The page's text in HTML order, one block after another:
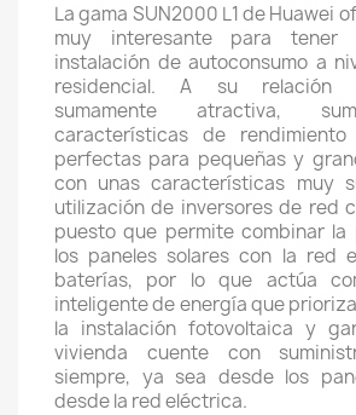
La gama SUN2000 L1 de Huawei
muy interesante para tener
instalación de autoconsumo a
residencial. A su relación
sumamente atractiva,
características de
perfectas para pequeñas y
con unas características muy
utilización de inversores de red
puesto que permite combinar
los paneles solares con la red
baterías, por lo que actúa
inteligente de energía que
la instalación fotovoltaica y
vivienda cuente con
siempre, ya sea desde los
desde la red eléctrica.